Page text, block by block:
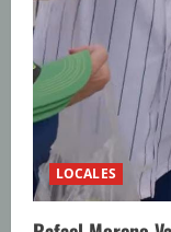
LOCALES